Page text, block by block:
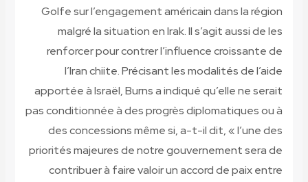
Golfe sur l’engagement américain dans la région
malgré la situation en Irak. Il s’agit aussi de les
renforcer pour contrer l’influence croissante de
l’Iran chiite. Précisant les modalités de l’aide
apportée à Israël, Burns a indiqué qu’elle ne serait
pas conditionnée à des progrès diplomatiques ou à
des concessions même si, a-t-il dit, « l’une des
priorités majeures de notre gouvernement sera de
contribuer à faire valoir un accord de paix entre